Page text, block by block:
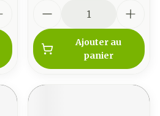
Ajouter au
panier